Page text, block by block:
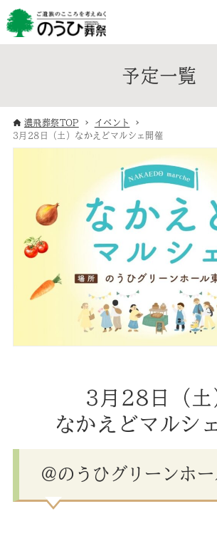
予定一覧
濃飛葬祭TOP
イベント
3月28日（土）なかえどマルシェ開催
3月28日（土
なかえどマルシ
＠のうひグリーンホ